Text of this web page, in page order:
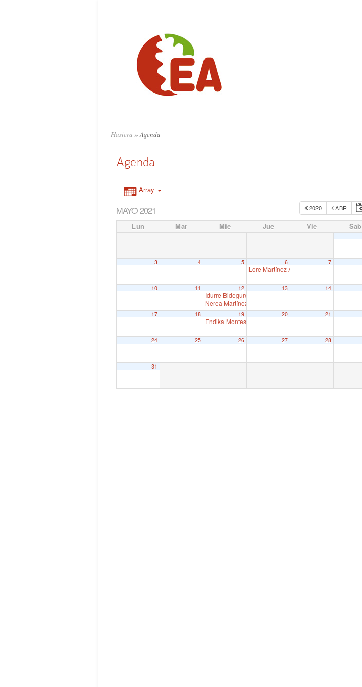
Hasiera »Agenda
Agenda
Array
MAYO 2021 2020 ABR
Lun Mar Mie Jue Vie Sab
3 4 5 6
Lore Martínez Axpe, Parlamento Vasco
7
10 11 12
Idurre Bideguren. Senatua
Nerea Martínez Cerrillo. Juntas Generales de Araba
13 14
17 18 19
Endika Montes. Juntas Generales de Bizkaia
20 21
24 25 26 27 28
31